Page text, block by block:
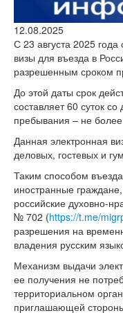
12.08.2025
С 23 августа 2025
визы для въезда в
разрешенным сроком
До этой даты срок
составляет 60 суток
пребывания – не
Данная электронная
деловых, гостевых и
Таким способом
иностранные
российские духовно-
№ 702 (https://t.me/
разрешения на
владения русским
Механизм выдачи
ее получения не
территориальном
приглашающей